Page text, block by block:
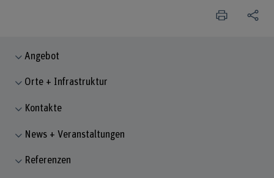
Angebot
Orte + Infrastruktur
Kontakte
News + Veranstaltungen
Referenzen